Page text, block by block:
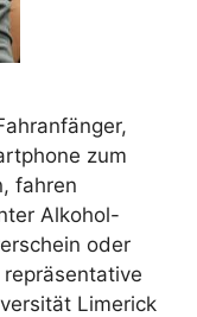
zum
fahren
Alkohol-
oder
Limerick